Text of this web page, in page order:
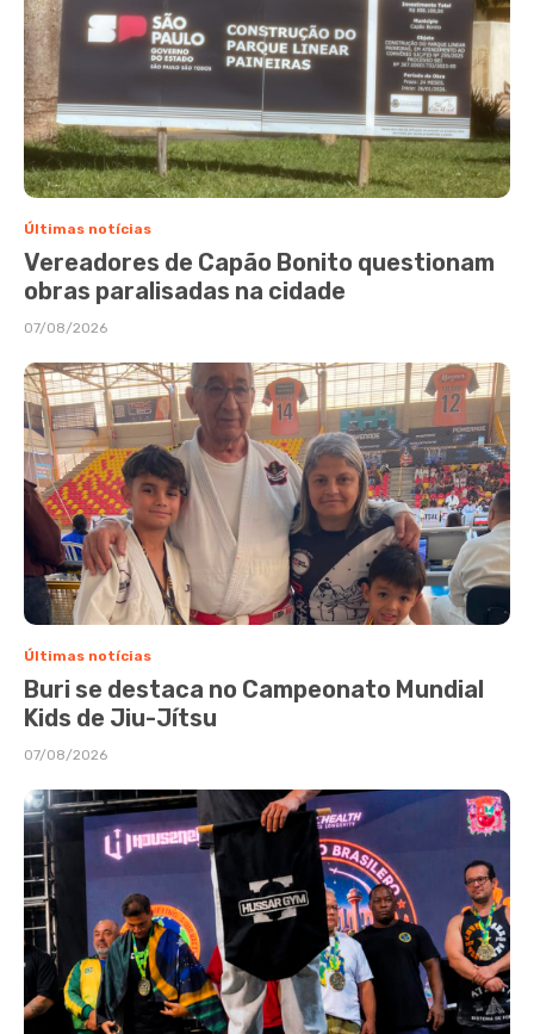
Últimas notícias
Vereadores de Capão Bonito questionam
obras paralisadas na cidade
07/08/2026
Últimas notícias
Buri se destaca no Campeonato Mundial
Kids de Jiu-Jítsu
07/08/2026